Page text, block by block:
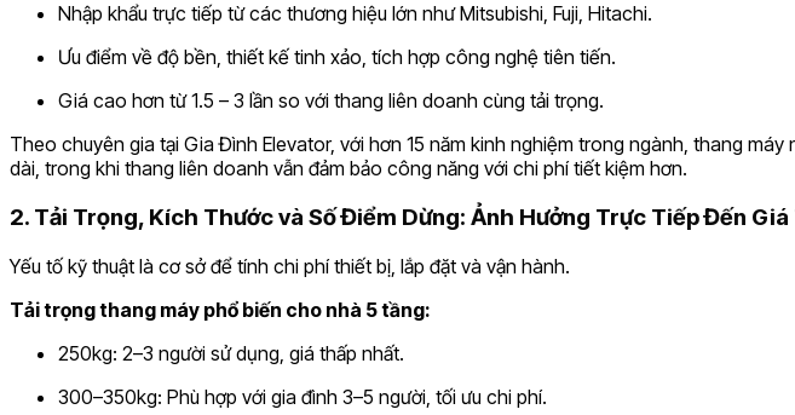
Nhập khẩu trực tiếp từ các thương hiệu lớn như Mitsubishi, Fuji, Hitachi.
Ưu điểm về độ bền, thiết kế tinh xảo, tích hợp công nghệ tiên tiến.
Giá cao hơn từ 1.5 – 3 lần so với thang liên doanh cùng tải trọng.
Theo chuyên gia tại Gia Đình Elevator, với hơn 15 năm kinh nghiệm trong ngành, thang
dài, trong khi thang liên doanh vẫn đảm bảo công năng với chi phí tiết kiệm hơn.
2. Tải Trọng, Kích Thước và Số Điểm Dừng: Ảnh Hưởng Trực Tiếp Đến
Yếu tố kỹ thuật là cơ sở để tính chi phí thiết bị, lắp đặt và vận hành.
Tải trọng thang máy phổ biến cho nhà 5 tầng:
250kg: 2–3 người sử dụng, giá thấp nhất.
300–350kg: Phù hợp với gia đình 3–5 người, tối ưu chi phí.